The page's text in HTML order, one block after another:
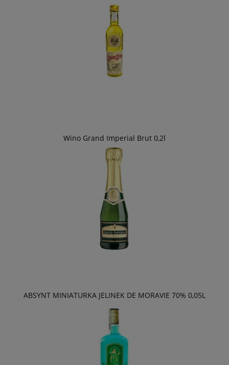
Wino Grand Imperial Brut 0,2l
ABSYNT MINIATURKA JELINEK DE MORAVIE 70% 0,05L